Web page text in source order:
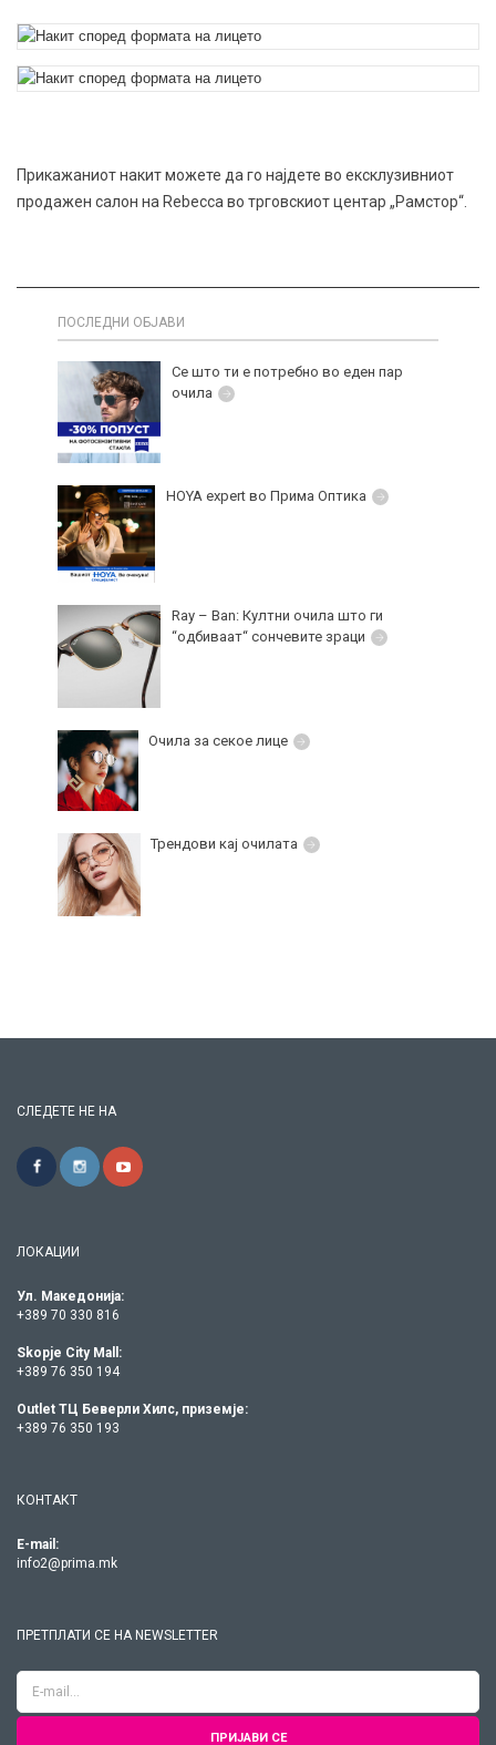
Прикажаниот накит можете да го најдете во ексклузивниот
продажен салон на Rebecca во трговскиот центар „Рамстор“.
ПОСЛЕДНИ ОБЈАВИ
Се што ти е потребно во еден пар
очила
HOYA expert во Прима Оптика
Ray – Ban: Култни очила што ги
“одбиваат“ сончевите зраци
Очила за секое лице
Трендови кај очилата
СЛЕДЕТЕ НЕ НА
ЛОКАЦИИ
Ул. Македонија:
+389 70 330 816
Skopje City Mall:
+389 76 350 194
Outlet ТЦ Беверли Хилс, приземје:
+389 76 350 193
КОНТАКТ
E-mail:
info2@prima.mk
ПРЕТПЛАТИ СЕ НА NEWSLETTER
ПРИЈАВИ СЕ